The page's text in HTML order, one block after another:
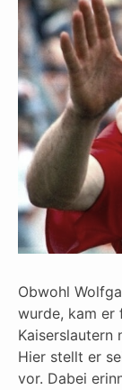
Obwohl
wurde, kam er
Kaiserslautern
Hier stellt er
vor. Dabei